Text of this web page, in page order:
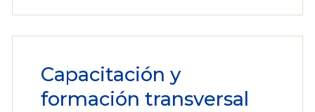
Capacitación y
formación transversal